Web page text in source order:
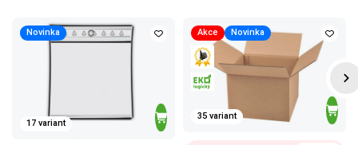
Novinka
17 variant
Akce Novinka
35 variant